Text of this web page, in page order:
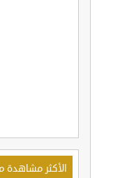
الأكثر